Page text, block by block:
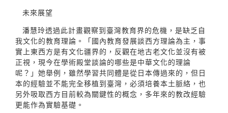
未來展望
潘慧玲透過此計畫觀察到臺灣教育界的危機，是缺乏自
我文化的教育理論。「國內教育發展談西方理論為主，事
實上東西方是有文化疆界的，反觀在地古老文化並沒有被
正視，現今在學術殿堂談論的哪些是中華文化的理論
呢？」她舉例，雖然學習共同體是從日本傳過來的，但日
本的經驗並不能完全移植到臺灣，必須培養本土脈絡，也
另外吸取西方目前較為關鍵性的概念，多年來的教改經驗
更能作為實驗基礎。